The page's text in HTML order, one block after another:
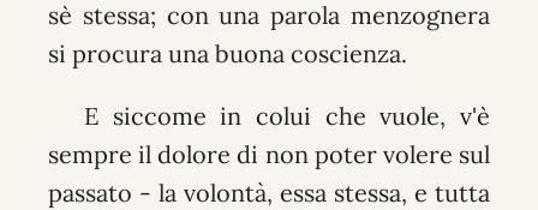
sè stessa; con una parola menzognera
si procura una buona coscienza.
E siccome in colui che vuole, v'è
sempre il dolore di non poter volere sul
passato - la volontà, essa stessa, e tutta